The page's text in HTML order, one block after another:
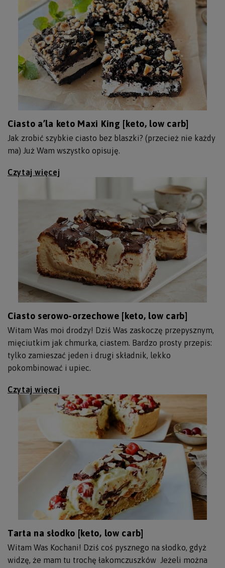
Ciasto a’la keto Maxi King [keto, low carb]
Jak zrobić szybkie ciasto bez blaszki? (przecież nie każdy
ma) Już Wam wszystko opisuję.
Czytaj więcej
Ciasto serowo-orzechowe [keto, low carb]
Witam Was moi drodzy! Dziś Was zaskoczę przepysznym,
mięciutkim jak chmurka, ciastem. Bardzo prosty przepis:
tylko zamieszać jeden i drugi składnik, lekko
pokombinować i upiec.
Czytaj więcej
Tarta na słodko [keto, low carb]
Witam Was Kochani! Dziś coś pysznego na słodko, gdyż
widzę, że mam tu trochę łakomczuszków Jeżeli można